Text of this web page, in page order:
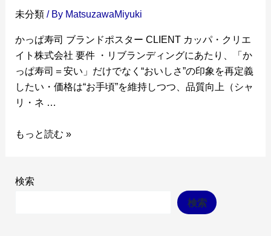
未分類 / By MatsuzawaMiyuki
かっぱ寿司 ブランドポスター CLIENT カッパ・クリエ
イト株式会社 要件 ・リブランディングにあたり、「か
っぱ寿司＝安い」だけでなく“おいしさ”の印象を再定義
したい・価格は“お手頃”を維持しつつ、品質向上（シャ
リ・ネ …
もっと読む »
検索
検索